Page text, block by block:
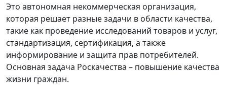
Это автономная некоммерческая организация,
которая решает разные задачи в области качества,
такие как проведение исследований товаров и услуг,
стандартизация, сертификация, а также
информирование и защита прав потребителей.
Основная задача Роскачества – повышение качества
жизни граждан.